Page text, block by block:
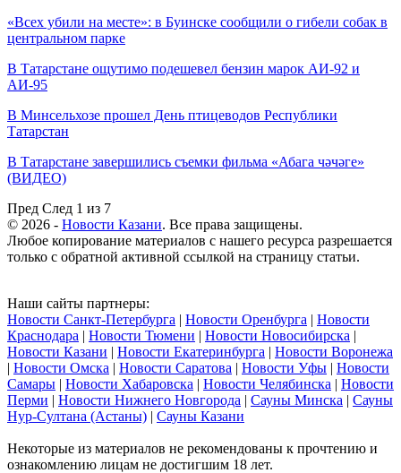
«Всех убили на месте»: в Буинске сообщили о гибели собак в
центральном парке
В Татарстане ощутимо подешевел бензин марок АИ-92 и
АИ-95
В Минсельхозе прошел День птицеводов Республики
Татарстан
В Татарстане завершились съемки фильма «Абага чәчәге»
(ВИДЕО)
Пред След 1 из 7
© 2026 - Новости Казани. Все права защищены.
Любое копирование материалов с нашего ресурса разрешается
только с обратной активной ссылкой на страницу статьи.
Наши сайты партнеры:
Новости Санкт-Петербурга | Новости Оренбурга | Новости
Краснодара | Новости Тюмени | Новости Новосибирска |
Новости Казани | Новости Екатеринбурга | Новости Воронежа
| Новости Омска | Новости Саратова | Новости Уфы | Новости
Самары | Новости Хабаровска | Новости Челябинска | Новости
Перми | Новости Нижнего Новгорода | Сауны Минска | Сауны
Нур-Султана (Астаны) | Сауны Казани
Некоторые из материалов не рекомендованы к прочтению и
ознакомлению лицам не достигшим 18 лет.